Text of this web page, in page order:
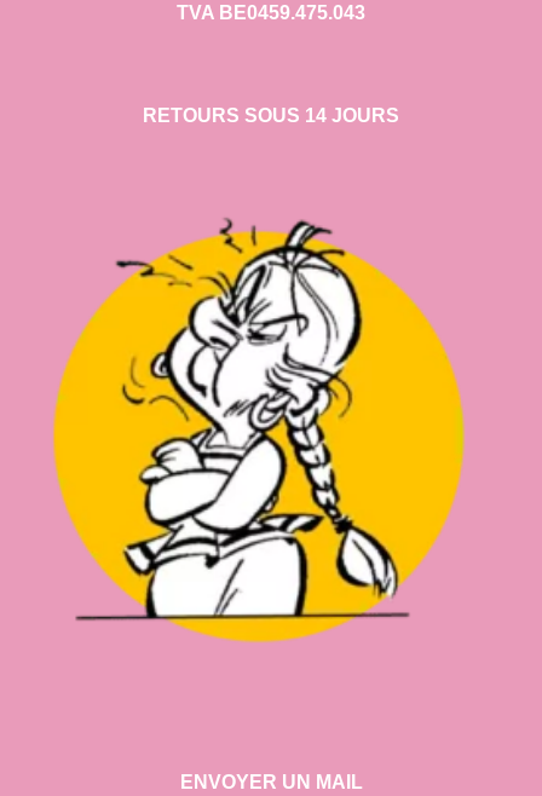
TVA BE0459.475.043
RETOURS SOUS 14 JOURS
ENVOYER UN MAIL